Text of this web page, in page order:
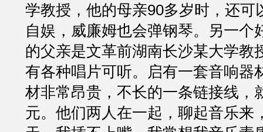
学教授，他的母亲90多岁时，还可
自娱，威廉姆也会弹钢琴。另一个
的父亲是文革前湖南长沙某大学教
有各种唱片可听。启有一套音响器
材非常昂贵，不长的一条链接线，
元。他们两人在一起，聊起音乐来